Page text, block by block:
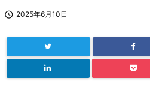
 2025年6月10日